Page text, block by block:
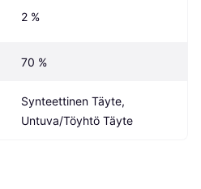
2 %
70 %
Synteettinen Täyte,
Untuva/Töyhtö Täyte